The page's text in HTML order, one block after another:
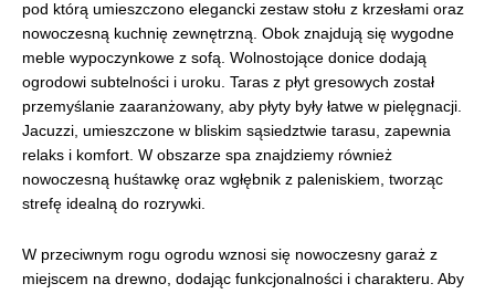
pod którą umieszczono elegancki zestaw stołu z krzesłami oraz
nowoczesną kuchnię zewnętrzną. Obok znajdują się wygodne
meble wypoczynkowe z sofą. Wolnostojące donice dodają
ogrodowi subtelności i uroku. Taras z płyt gresowych został
przemyślanie zaaranżowany, aby płyty były łatwe w pielęgnacji.
Jacuzzi, umieszczone w bliskim sąsiedztwie tarasu, zapewnia
relaks i komfort. W obszarze spa znajdziemy również
nowoczesną huśtawkę oraz wgłębnik z paleniskiem, tworząc
strefę idealną do rozrywki.
W przeciwnym rogu ogrodu wznosi się nowoczesny garaż z
miejscem na drewno, dodając funkcjonalności i charakteru. Aby